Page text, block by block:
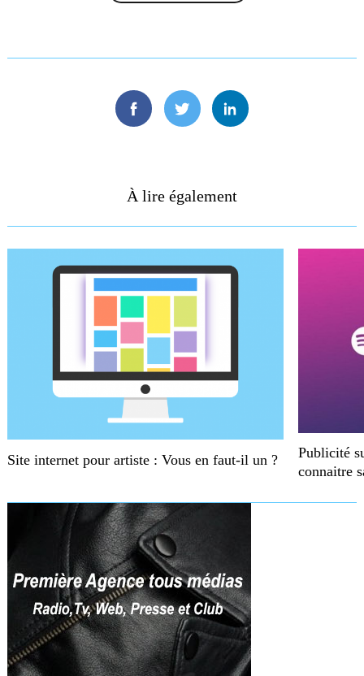
FacebookTwitterLinkedin
À lire également
Site internet pour artiste : Vous en faut-il un ?
Publicité
connaitre